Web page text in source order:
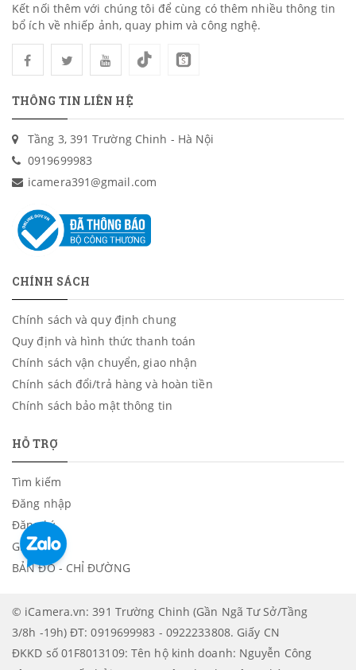
Kết nối thêm với chúng tôi để cùng có thêm nhiều thông tin
bổ ích về nhiếp ảnh, quay phim và công nghệ.
THÔNG TIN LIÊN HỆ
Tầng 3, 391 Trường Chinh - Hà Nội
0919699983
icamera391@gmail.com
CHÍNH SÁCH
Chính sách và quy định chung
Quy định và hình thức thanh toán
Chính sách vận chuyển, giao nhận
Chính sách đổi/trả hàng và hoàn tiền
Chính sách bảo mật thông tin
HỖ TRỢ
Tìm kiếm
Đăng nhập
Đăng ký
Giỏ hàng
BẢN ĐỒ - CHỈ ĐƯỜNG
© iCamera.vn: 391 Trường Chinh (Gần Ngã Tư Sở/Tầng
3/8h -19h) ĐT: 0919699983 - 0922233808. Giấy CN
ĐKKD số 01F8013109: Tên hộ kinh doanh: Nguyễn Công